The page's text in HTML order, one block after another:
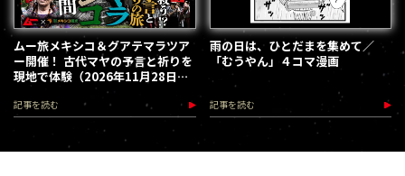
ムー旅メキシコ＆グアテマラツア
ー開催！ 古代マヤの予言と祈りを
現地で体験（2026年11月28日～
記事を読む
雨の日は、ひとだまを集めて／
「むうやん」４コマ漫画
記事を読む